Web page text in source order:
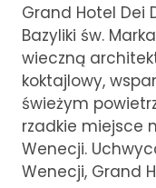
Grand Hotel Dei
Bazyliki św.
wieczną
koktajlowy,
świeżym
rzadkie miejsce
Wenecji.
Wenecji, Grand